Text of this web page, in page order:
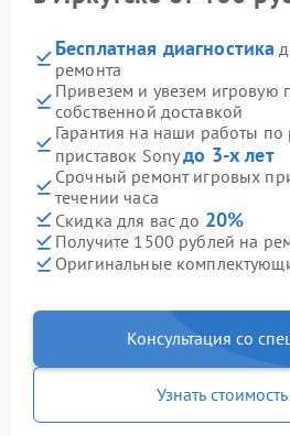
Бесплатная диагностика
ремонта
Привезем и увезем игровую
собственной доставкой
Гарантия на наши работы по
приставок Sonyдо 3-х лет
Срочный ремонт игровых
течении часа
Скидка для вас до 20%
Получите 1500 рублей на
Оригинальные
Консультация со
Узнать